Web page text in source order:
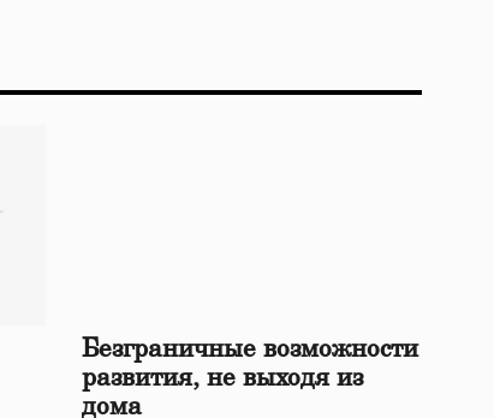
Безграничные возможности
развития, не выходя из
дома